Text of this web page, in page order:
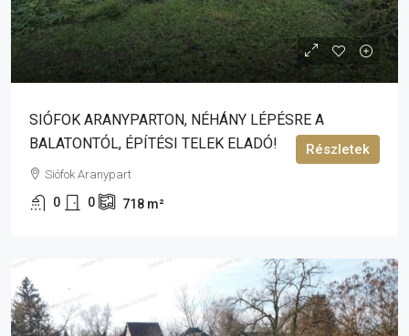
259 900 000 Ft
SIÓFOK ARANYPARTON, NÉHÁNY LÉPÉSRE A
BALATONTÓL, ÉPÍTÉSI TELEK ELADÓ!
Siófok Aranypart
0 0 718 m²
Részletek